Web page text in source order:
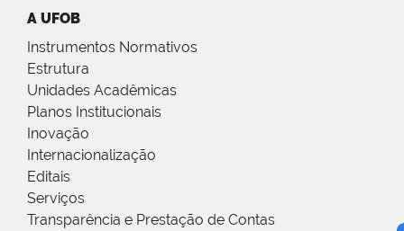
A UFOB
Instrumentos Normativos
Estrutura
Unidades Acadêmicas
Planos Institucionais
Inovação
Internacionalização
Editais
Serviços
Transparência e Prestação de Contas